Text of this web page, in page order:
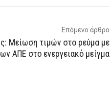
Επόμενο άρθρο
Μείωση τιμών στο ρεύμα με
ΑΠΕ στο ενεργειακό μείγμα